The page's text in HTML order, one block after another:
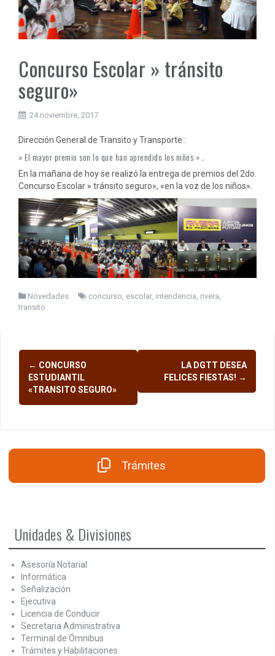
Concurso Escolar » tránsito
seguro»
24 noviembre, 2017
Dirección General de Transito y Transporte :
» El mayor premio son lo que han aprendido los niños » .
En la mañana de hoy se realizó la entrega de premios del 2do.
Concurso Escolar » tránsito seguro», «en la voz de los niños».
Novedades concurso escolar, intendencia rivera
transito
Navegación
de
entradas
← CONCURSO
ESTUDIANTIL
«TRANSITO SEGURO»
LA DGTT DESEA
FELICES FIESTAS! →
Trámites
Unidades & Divisiones
Asesoría Notarial
Informática
Señalización
Ejecutiva
Licencia de Conducir
Secretaria Administrativa
Terminal de Ómnibus
Trámites y Habilitaciones